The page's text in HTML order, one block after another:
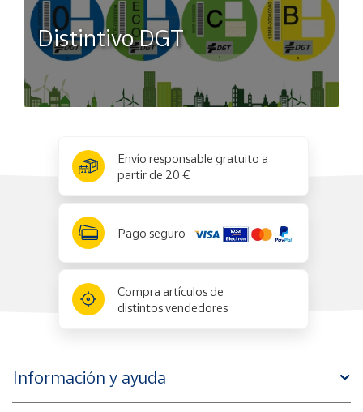
Distintivo DGT
Envío responsable gratuito a
partir de 20 €
Pago seguro
Compra artículos de
distintos vendedores
Información y ayuda